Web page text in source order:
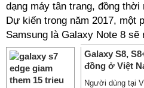
dạng máy tân trang, đồng
Dự kiến trong năm 2017, một
Samsung là Galaxy Note 8 sẽ
Galaxy S8,
đồng ở Việt
Người dùng tại